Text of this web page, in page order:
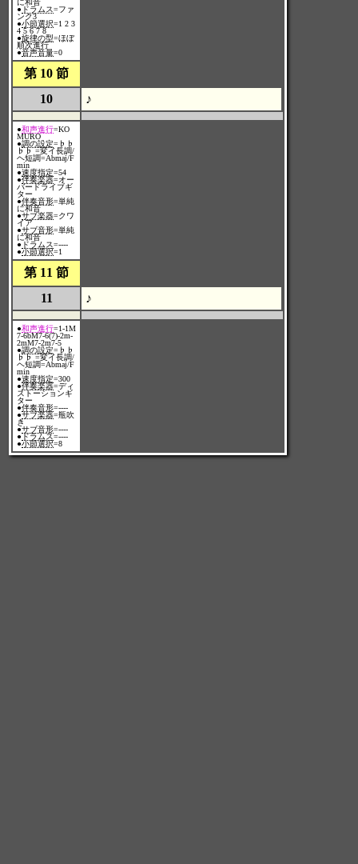
に和音
● ドラムス=ファ
ンク3
●小節選択=1 2 3
4 5 6 7 8
●旋律の型=ほぼ
順次進行
●音声音量=0
第 10 節
10
♪
●和声進行=KO
MURO
●調の設定=♭♭
♭♭ =変イ長調/
ヘ短調=Abmaj/F
min
●速度指定=54
●伴奏楽器=オー
バードライブギ
ター
●伴奏音形=単純
に和音
●サブ楽器=クワ
イア
●サブ音形=単純
に和音
● ドラムス=----
●小節選択=1
第 11 節
11
♪
●和声進行=1-1M
7-6bM7-6(7)-2m-
2mM7-2m7-5
●調の設定=♭♭
♭♭ =変イ長調/
ヘ短調=Abmaj/F
min
●速度指定=300
●伴奏楽器=ディ
ストーションギ
ター
●伴奏音形=----
●サブ楽器=瓶吹
き
●サブ音形=----
●ドラムス=----
●小節選択=8